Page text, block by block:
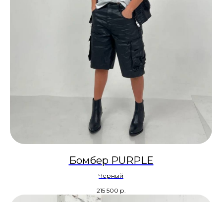
Бомбер PURPLE
Черный
215 500 р.